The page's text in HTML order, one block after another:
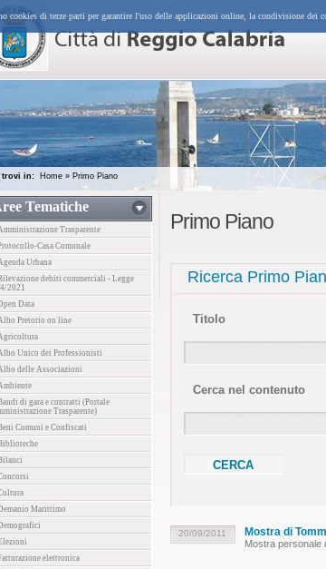
di terze parti per garantire l'uso delle applicazioni online, la condivisione
trovi in: Home » Primo Piano
Tematiche
Trasparente
Casa Comunale
Urbana
debiti commerciali - Legge
2021
Data
Pretorio on line
Unico dei Professionisti
delle Associazioni
di gara e contratti (Portale
Trasparente)
Comuni e Confiscati
Marittimo
elettronica
Primo Piano
Ricerca Primo
Titolo
Cerca nel contenuto
20/09/2011 Mostra di
Mostra personale